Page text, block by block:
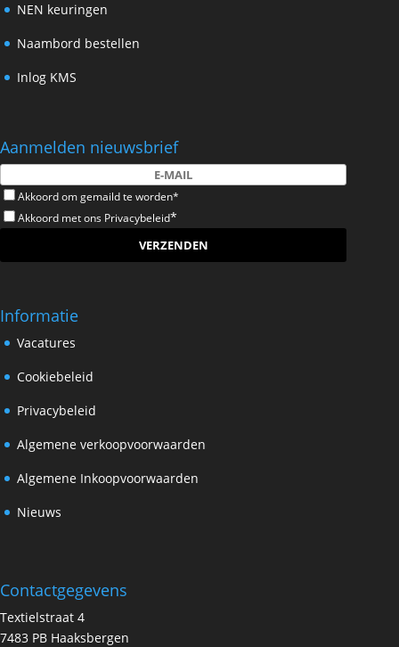
NEN keuringen
Naambord bestellen
Inlog KMS
Aanmelden nieuwsbrief
Akkoord om gemaild te worden*
Akkoord met ons Privacybeleid*
Informatie
Vacatures
Cookiebeleid
Privacybeleid
Algemene verkoopvoorwaarden
Algemene Inkoopvoorwaarden
Nieuws
Contactgegevens
Textielstraat 4
7483 PB Haaksbergen